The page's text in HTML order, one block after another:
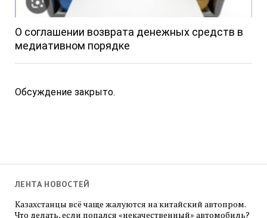
О соглашении возврата денежных средств в
медиативном порядке
Обсуждение закрыто.
ЛЕНТА НОВОСТЕЙ
Казахстанцы всё чаще жалуются на китайский автопром.
Что делать, если попался «некачественный» автомобиль?